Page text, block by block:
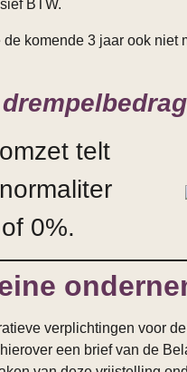
BTW.
komende 3 jaar ook niet
telt
0%.
verplichtingen voor
een brief van de